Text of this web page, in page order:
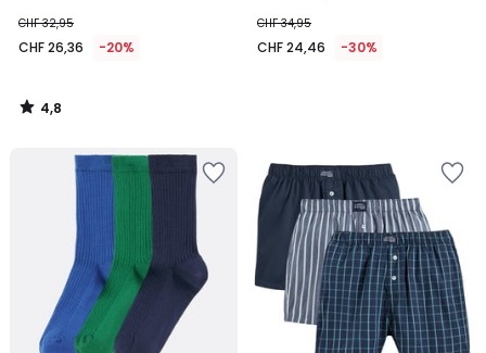
CHF 32,95
CHF 26,36 -20%
4,8
/
CHF 34,95
CHF 24,46 -30%